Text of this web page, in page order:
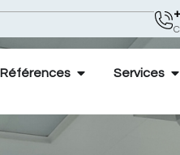
Références Services